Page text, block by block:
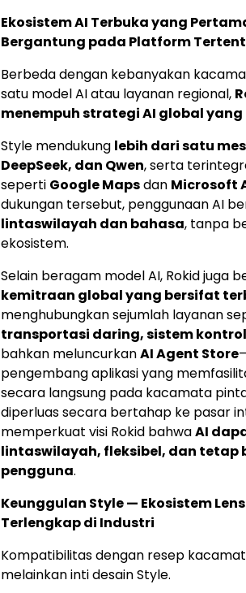
Ekosistem AI Terbuka yang
Bergantung pada Platform
Berbeda dengan kebanyakan
satu model AI atau layanan regional,
menempuh strategi AI global
Style mendukung lebih dari satu
DeepSeek, dan Qwen, serta
seperti Google Mapsdan Microsoft
dukungan tersebut, penggunaan AI
lintaswilayah dan bahasa, tanpa
ekosistem.
Selain beragam model AI, Rokid juga
kemitraan global yang bersifat
menghubungkan sejumlah layanan
transportasi daring, sistem
bahkan meluncurkanAI Agent Store
pengembang aplikasi yang
secara langsung pada kacamata
diperluas secara bertahap ke pasar
memperkuat visi Rokid bahwaAI
lintaswilayah, fleksibel, dan tetap
pengguna.
Keunggulan Style — Ekosistem
Terlengkap di Industri
Kompatibilitas dengan resep
melainkan inti desain Style.